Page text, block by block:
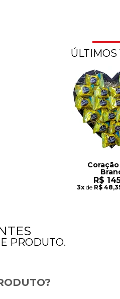
ÚLTIMOS
R$
3xde R$
PRODUTO.